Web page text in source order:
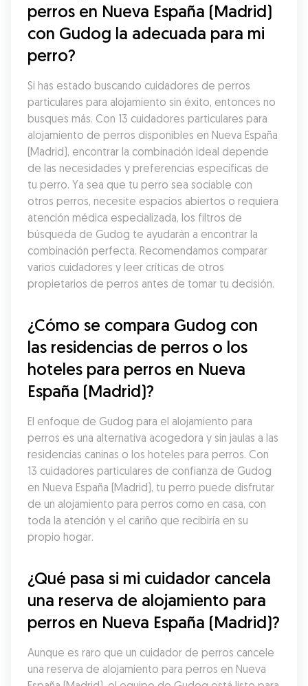
perros en Nueva España (Madrid)
con Gudog la adecuada para mi
perro?
Si has estado buscando cuidadores de perros
particulares para alojamiento sin éxito, entonces no
busques más. Con 13 cuidadores particulares para
alojamiento de perros disponibles en Nueva España
(Madrid), encontrar la combinación ideal depende
de las necesidades y preferencias específicas de
tu perro. Ya sea que tu perro sea sociable con
otros perros, necesite espacios abiertos o requiera
atención médica especializada, los filtros de
búsqueda de Gudog te ayudarán a encontrar la
combinación perfecta. Recomendamos comparar
varios cuidadores y leer críticas de otros
propietarios de perros antes de tomar tu decisión.
¿Cómo se compara Gudog con
las residencias de perros o los
hoteles para perros en Nueva
España (Madrid)?
El enfoque de Gudog para el alojamiento para
perros es una alternativa acogedora y sin jaulas a las
residencias caninas o los hoteles para perros. Con
13 cuidadores particulares de confianza de Gudog
en Nueva España (Madrid), tu perro puede disfrutar
de un alojamiento para perros como en casa, con
toda la atención y el cariño que recibiría en su
propio hogar.
¿Qué pasa si mi cuidador cancela
una reserva de alojamiento para
perros en Nueva España (Madrid)?
Aunque es raro que un cuidador de perros cancele
una reserva de alojamiento para perros en Nueva